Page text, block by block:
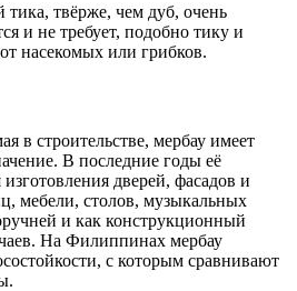
тика, твёрже, чем дуб, очень
и не требует, подобно тику и
насекомых или грибков.
в строительстве, мербау имеет
В последние годы её
дверей, фасадов и
мебели, столов, музыкальных
и как конструкционный
На Филиппинах мербау
с которым сравнивают